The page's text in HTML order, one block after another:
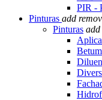
PIR -
Pinturas add
Pinturas add